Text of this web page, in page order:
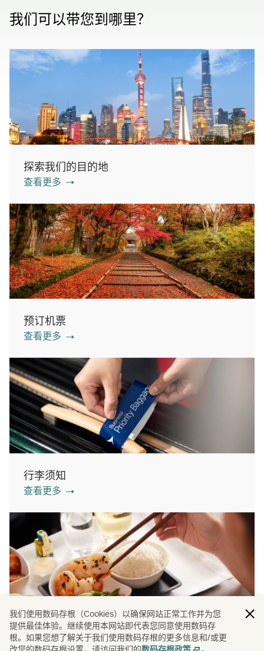
我们可以带您到哪里？
探索我们的目的地
查看更多
预订机票
查看更多
行李须知
查看更多
机上餐膳
查看更多
我们使用数码存根（Cookies）以确保网站正常工作并为您
提供最佳体验。继续使用本网站即代表您同意使用数码存
根。如果您想了解关于我们使用数码存根的更多信息和/或更
改您的数码存根设置，请访问我们的
。